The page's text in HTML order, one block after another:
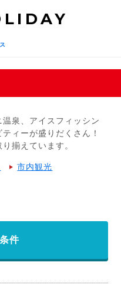
泉、アイスフィッシン
ィーが盛りだくさん！
揃えています。
市内観光
件